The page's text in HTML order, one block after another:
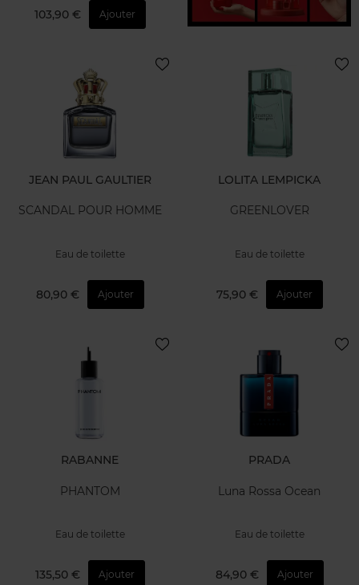
103,90 € Ajouter
JEAN PAUL GAULTIER
SCANDAL POUR HOMME
Eau de toilette
80,90 € Ajouter
LOLITA LEMPICKA
GREENLOVER
Eau de toilette
75,90 € Ajouter
RABANNE
PHANTOM
Eau de toilette
135,50 € Ajouter
PRADA
Luna Rossa Ocean
Eau de toilette
84,90 € Ajouter